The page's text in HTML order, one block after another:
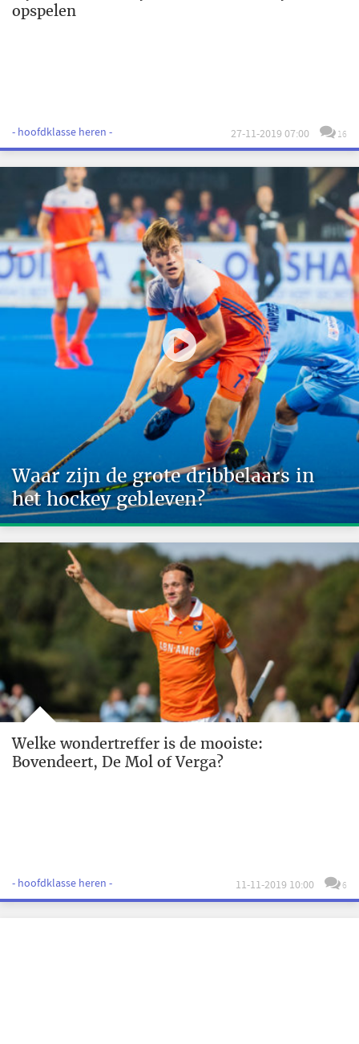
opspelen
- hoofdklasse heren - 27-11-2019 07:00 16
Waar zijn de grote dribbelaars in
het hockey gebleven?
Welke wondertreffer is de mooiste:
Bovendeert, De Mol of Verga?
- hoofdklasse heren - 11-11-2019 10:00 6